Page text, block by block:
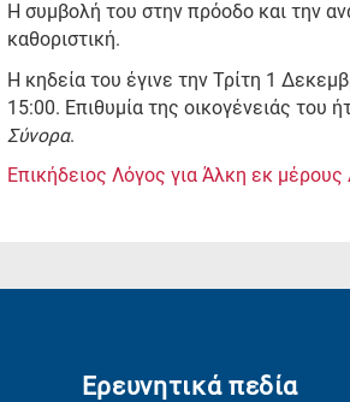
Η συμβολή του στην πρόοδο και την
καθοριστική.
Η κηδεία του έγινε την Τρίτη 1
15:00. Επιθυμία της οικογένειάς του
Σύνορα.
Επικήδειος Λόγος για Άλκη εκ μέρους
Ερευνητικά πεδία